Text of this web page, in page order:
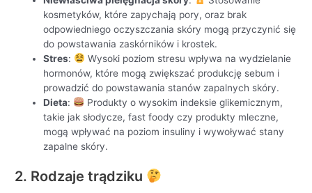
kosmetyków, które zapychają pory, oraz brak
odpowiedniego oczyszczania skóry mogą przyczynić się
do powstawania zaskórników i krostek.
Stres:
Wysoki poziom stresu wpływa na wydzielanie
hormonów, które mogą zwiększać produkcję sebum i
prowadzić do powstawania stanów zapalnych skóry.
Dieta:
Produkty o wysokim indeksie glikemicznym,
takie jak słodycze, fast foody czy produkty mleczne,
mogą wpływać na poziom insuliny i wywoływać stany
zapalne skóry.
2. Rodzaje trądziku